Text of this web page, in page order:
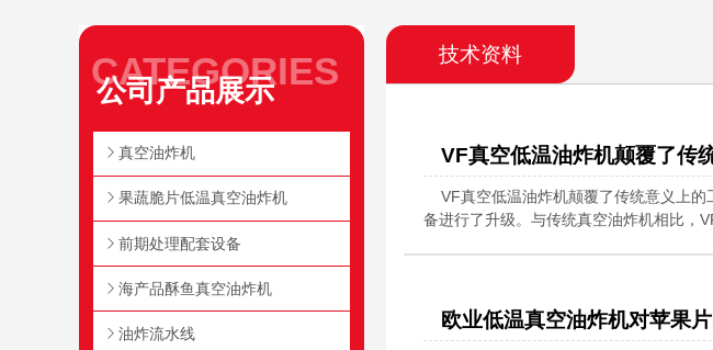
技术资料
VF真空低温油炸机颠覆了传
VF真空低温油炸机颠覆了传统意义上
备进行了升级。与传统真空油炸机相比，
欧业低温真空油炸机对苹果
公司产品展示
CATEGORIES
真空油炸机
果蔬脆片低温真空油炸机
前期处理配套设备
海产品酥鱼真空油炸机
油炸流水线